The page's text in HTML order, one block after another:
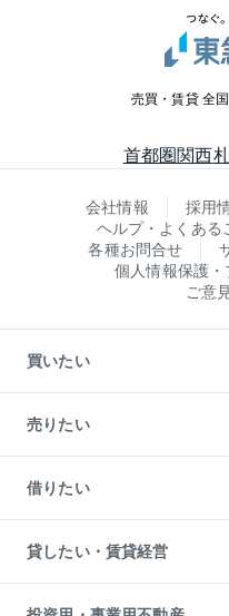
売買・賃貸 全
首都圏関西
会社情報 採用
ヘルプ・よくある
各種お問合せ
個人情報保護
ご意
買いたい
新築・分譲マンションの購入
中古マンションの購入
一戸建ての購入
中古一戸建ての購入
不動産購入の流れ
注目キーワード物件特集
購入ガイド
売りたい
一戸建ての売却・査定
土地の売却・査定
スピードAI査定
不動産査定について
不動産売却の流れ
不動産買換えの流れ
借りたい
オフィス・店舗の賃貸
借りるときの流れ
借りるガイド
貸したい・賃貸経営
マンション賃料データ